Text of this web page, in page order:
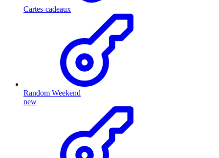
Cartes-cadeaux
Random Weekend
new